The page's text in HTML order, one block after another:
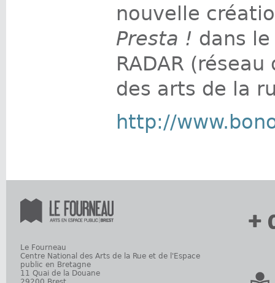
nouvelle
Presta ! dans
RADAR
des arts de la
http://
Le Fourneau
Centre National des Arts de la Rue et de l'Espace
public en Bretagne
11 Quai de la Douane
+